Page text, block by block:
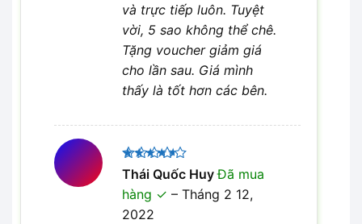
và trực tiếp luôn. Tuyệt
vời, 5 sao không thể chê.
Tặng voucher giảm giá
cho lần sau. Giá mình
thấy là tốt hơn các bên.
Được
xếp hạng
45 sao
Thái Quốc HuyĐã mua
hàng
– Tháng 2 12,
2022